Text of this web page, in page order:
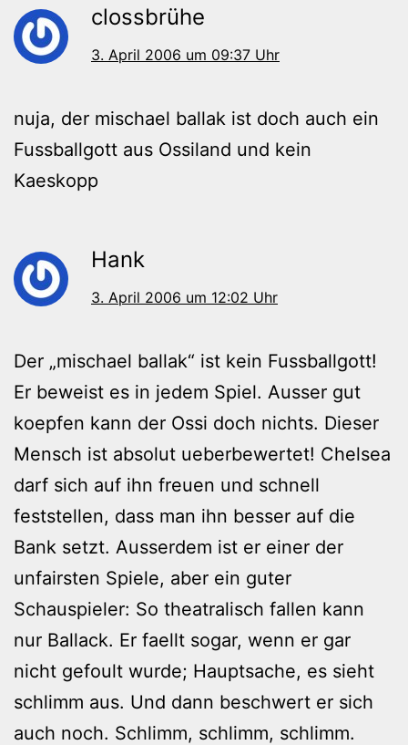
clossbrühe
3. April 2006 um 09:37 Uhr
nuja, der mischael ballak ist doch auch ein
Fussballgott aus Ossiland und kein
Kaeskopp
Hank
3. April 2006 um 12:02 Uhr
Der „mischael ballak“ ist kein Fussballgott!
Er beweist es in jedem Spiel. Ausser gut
koepfen kann der Ossi doch nichts. Dieser
Mensch ist absolut ueberbewertet! Chelsea
darf sich auf ihn freuen und schnell
feststellen, dass man ihn besser auf die
Bank setzt. Ausserdem ist er einer der
unfairsten Spiele, aber ein guter
Schauspieler: So theatralisch fallen kann
nur Ballack. Er faellt sogar, wenn er gar
nicht gefoult wurde; Hauptsache, es sieht
schlimm aus. Und dann beschwert er sich
auch noch. Schlimm, schlimm, schlimm.